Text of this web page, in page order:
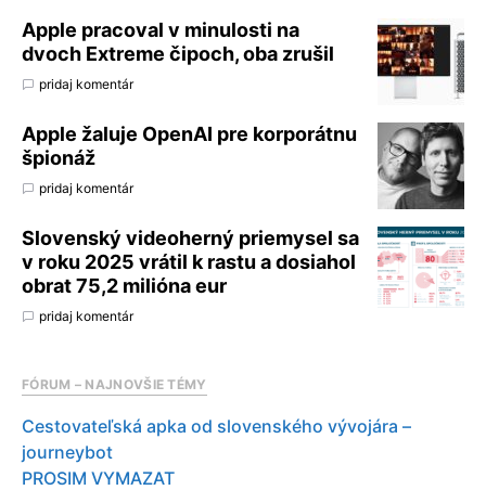
Apple pracoval v minulosti na
dvoch Extreme čipoch, oba zrušil
pridaj komentár
Apple žaluje OpenAI pre korporátnu
špionáž
pridaj komentár
Slovenský videoherný priemysel sa
v roku 2025 vrátil k rastu a dosiahol
obrat 75,2 milióna eur
pridaj komentár
FÓRUM – NAJNOVŠIE TÉMY
Cestovateľská apka od slovenského vývojára –
journeybot
PROSIM VYMAZAT